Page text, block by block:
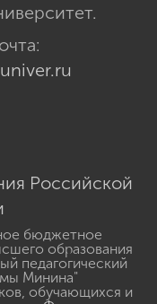
Российской
бюджетное
образования
педагогический
Минина"
обучающихся и